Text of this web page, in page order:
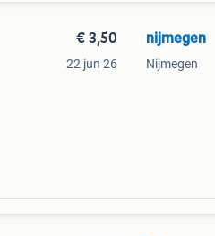
€ 3,50
22 jun 26
nijmegen
Nijmegen